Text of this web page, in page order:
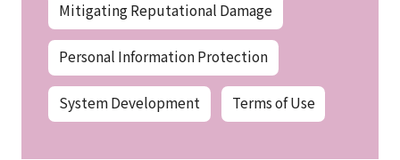
Mitigating Reputational Damage
Personal Information Protection
System Development Terms of Use